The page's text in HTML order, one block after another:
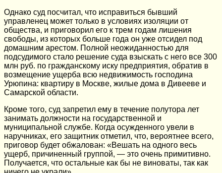
Однако суд посчитал, что исправиться бывший
управленец может только в условиях изоляции от
общества, и приговорил его к трем годам лишения
свободы, из которых больше года он уже отсидел под
домашним арестом. Полной неожиданностью для
подсудимого стало решение суда взыскать с него все 300
млн руб. по гражданскому иску предприятия, обратив в
возмещение ущерба всю недвижимость господина
Урюпина: квартиру в Москве, жилые дома в Дивееве и
Самарской области.
Кроме того, суд запретил ему в течение полутора лет
занимать должности на государственной и
муниципальной службе. Когда осужденного увели в
наручниках, его защитник отметил, что, вероятнее всего,
приговор будет обжалован: «Вешать на одного весь
ущерб, причиненный группой, — это очень примитивно.
Получается, что остальные как бы не виноваты, так как